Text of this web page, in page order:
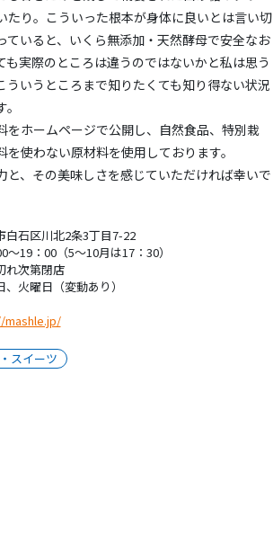
たり。こういった根本が身体に良いとは言い切
ていると、いくら無添加・天然酵母で安全なお
も実際のところは違うのではないかと私は思う
ういうところまで知りたくても知り得ない状況
をホームページで公開し、自然食品、特別栽
使わない原材料を使用しております。
と、その美味しさを感じていただければ幸いで
白石区川北2条3丁目7-22
～19：00（5～10月は17：30）
次第閉店
、火曜日（変動あり）
スイーツ